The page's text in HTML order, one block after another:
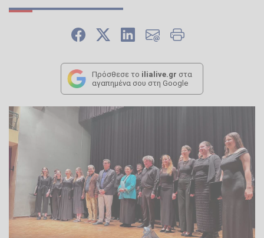
Πρόσθεσε το ilialive.gr στα
αγαπημένα σου στη Google